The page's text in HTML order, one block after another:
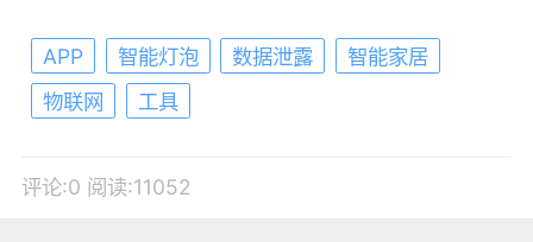
APP 智能灯泡 数据泄露
智能家居
物联网
工具
评论:0 阅读:11052